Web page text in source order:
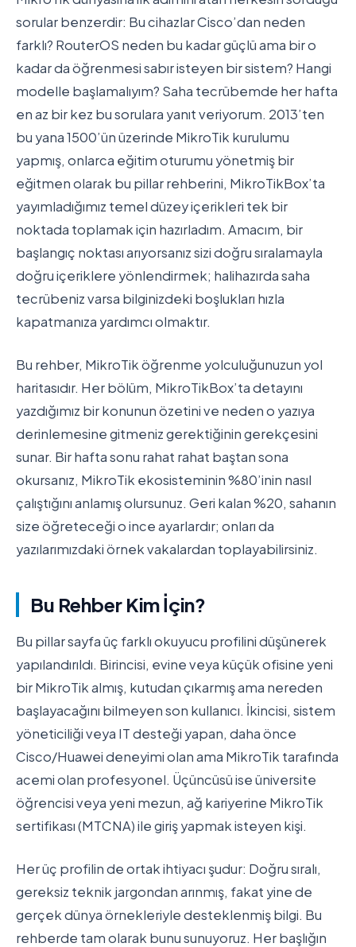
sorular benzerdir: Bu cihazlar Cisco’dan neden
farklı? RouterOS neden bu kadar güçlü ama bir o
kadar da öğrenmesi sabır isteyen bir sistem? Hangi
modelle başlamalıyım? Saha tecrübemde her hafta
en az bir kez bu sorulara yanıt veriyorum. 2013’ten
bu yana 1500’ün üzerinde MikroTik kurulumu
yapmış, onlarca eğitim oturumu yönetmiş bir
eğitmen olarak bu pillar rehberini, MikroTikBox’ta
yayımladığımız temel düzey içerikleri tek bir
noktada toplamak için hazırladım. Amacım, bir
başlangıç noktası arıyorsanız sizi doğru sıralamayla
doğru içeriklere yönlendirmek; halihazırda saha
tecrübeniz varsa bilginizdeki boşlukları hızla
kapatmanıza yardımcı olmaktır.
Bu rehber, MikroTik öğrenme yolculuğunuzun yol
haritasıdır. Her bölüm, MikroTikBox’ta detayını
yazdığımız bir konunun özetini ve neden o yazıya
derinlemesine gitmeniz gerektiğinin gerekçesini
sunar. Bir hafta sonu rahat rahat baştan sona
okursanız, MikroTik ekosisteminin %80’inin nasıl
çalıştığını anlamış olursunuz. Geri kalan %20, sahanın
size öğreteceği o ince ayarlardır; onları da
yazılarımızdaki örnek vakalardan toplayabilirsiniz.
Bu Rehber Kim İçin?
Bu pillar sayfa üç farklı okuyucu profilini düşünerek
yapılandırıldı. Birincisi, evine veya küçük ofisine yeni
bir MikroTik almış, kutudan çıkarmış ama nereden
başlayacağını bilmeyen son kullanıcı. İkincisi, sistem
yöneticiliği veya IT desteği yapan, daha önce
Cisco/Huawei deneyimi olan ama MikroTik tarafında
acemi olan profesyonel. Üçüncüsü ise üniversite
öğrencisi veya yeni mezun, ağ kariyerine MikroTik
sertifikası (MTCNA) ile giriş yapmak isteyen kişi.
Her üç profilin de ortak ihtiyacı şudur: Doğru sıralı,
gereksiz teknik jargondan arınmış, fakat yine de
gerçek dünya örnekleriyle desteklenmiş bilgi. Bu
rehberde tam olarak bunu sunuyoruz. Her başlığın